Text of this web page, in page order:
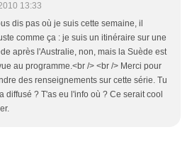
13:33
dis pas où je suis cette semaine, il
comme ça : je suis un itinéraire sur une
après l'Australie, non, mais la Suède est
au programme.<br /> <br /> Merci pour
des renseignements sur cette série. Tu
diffusé ? T'as eu l'info où ? Ce serait cool